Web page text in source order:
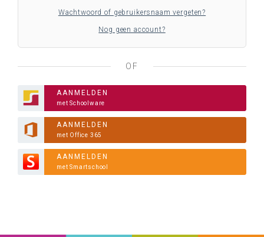
Wachtwoord of gebruikersnaam vergeten?
Nog geen account?
OF
AANMELDEN
met Schoolware
AANMELDEN
met Office 365
AANMELDEN
met Smartschool